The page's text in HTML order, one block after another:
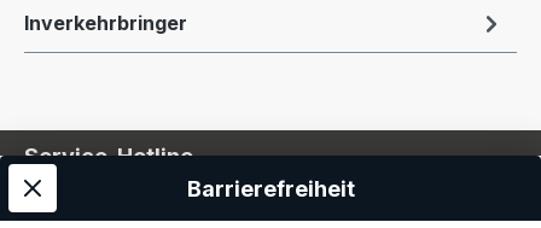
Inverkehrbringer
Service-Hotline
Service
Barrierefreiheit